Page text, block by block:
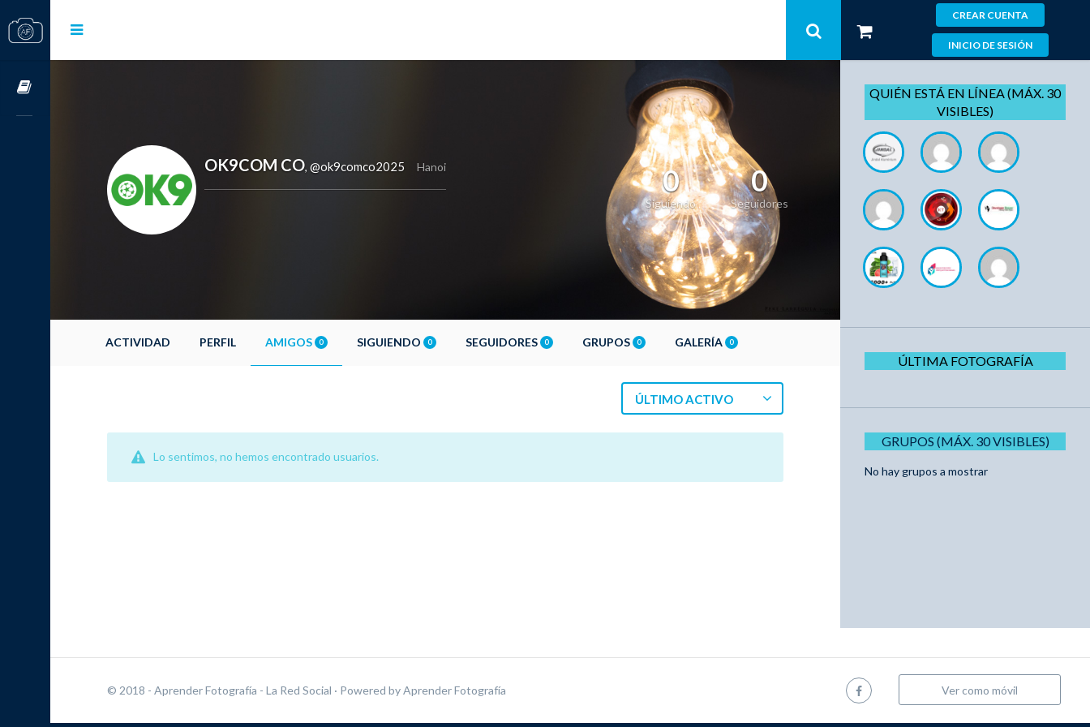
CREAR CUENTA
INICIO DE SESIÓN
OK9COM CO, @ok9comco2025 Hanoi 0
Siguiendo
0
Seguidores
ACTIVIDAD PERFIL AMIGOS 0 SIGUIENDO 0 SEGUIDORES 0 GRUPOS 0 GALERÍA 0
ÚLTIMO ACTIVO
Lo sentimos, no hemos encontrado usuarios.
QUIÉN ESTÁ EN LÍNEA (MÁX. 30
VISIBLES)
ÚLTIMA FOTOGRAFÍA
GRUPOS (MÁX. 30 VISIBLES)
No hay grupos a mostrar
© 2018 - Aprender Fotografía - La Red Social · Powered byAprender Fotografía